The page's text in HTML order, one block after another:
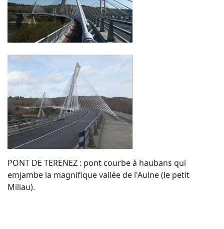
PONT DE TERENEZ : pont courbe à haubans qui
emjambe la magnifique vallée de l'Aulne (le petit
Miliau).